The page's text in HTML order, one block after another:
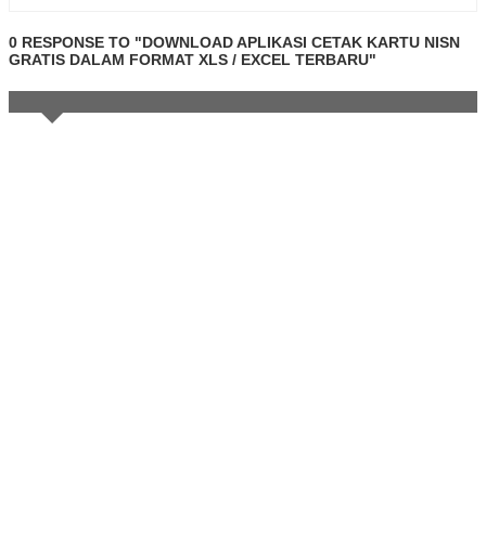
0 RESPONSE TO "DOWNLOAD APLIKASI CETAK KARTU NISN
GRATIS DALAM FORMAT XLS / EXCEL TERBARU"